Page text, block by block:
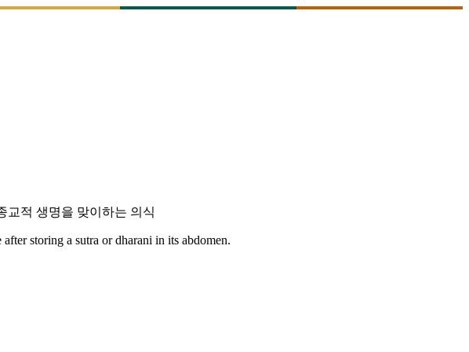
교적 생명을 맞이하는 의식
storing a sutra or dharani in its abdomen.